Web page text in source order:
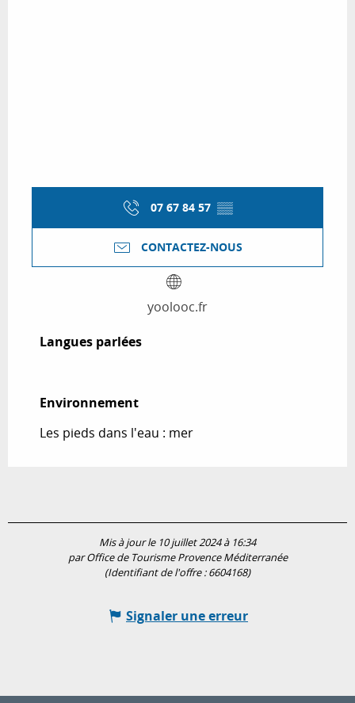
07 67 84 57 ▒▒
CONTACTEZ-NOUS
yoolooc.fr
Langues parlées
Langues parlées
Environnement
Environnement
Les pieds dans l'eau : mer
Mis à jour le 10 juillet 2024 à 16:34
par Office de Tourisme Provence Méditerranée
(Identifiant de l'offre :6604168)
Signaler une erreur